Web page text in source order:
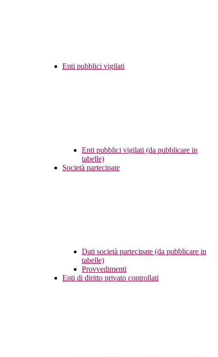
Enti pubblici vigilati
Enti pubblici vigilati (da pubblicare in
tabelle)
Società partecipate
Dati società partecipate (da pubblicare in
tabelle)
Provvedimenti
Enti di diritto privato controllati